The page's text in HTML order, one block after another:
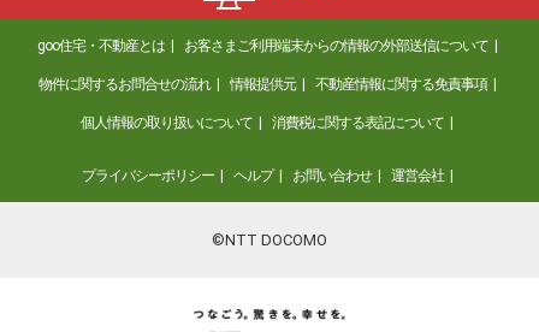
goo住宅・不動産とは お客さまご利用端末からの情報の外部送信について
物件に関するお問合せの流れ 情報提供元 不動産情報に関する免責事項
個人情報の取り扱いについて 消費税に関する表記について
プライバシーポリシー ヘルプ お問い合わせ 運営会社
©NTT DOCOMO